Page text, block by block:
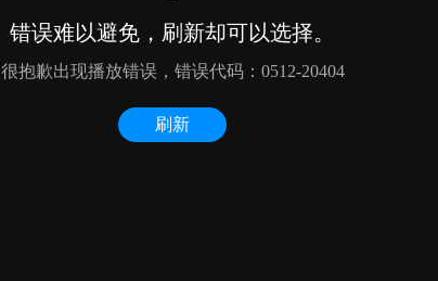
错误难以避免，刷新却可以选择。
很抱歉出现播放错误，错误代码：0512-20404
刷新